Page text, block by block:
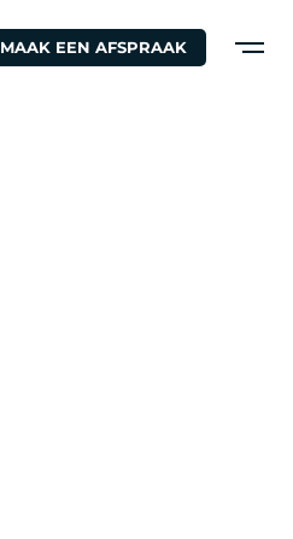
MAAK EEN AFSPRAAK